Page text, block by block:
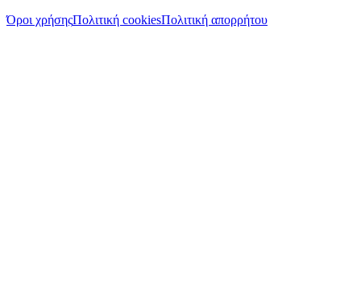
Όροι χρήσηςΠολιτική cookiesΠολιτική απορρήτου